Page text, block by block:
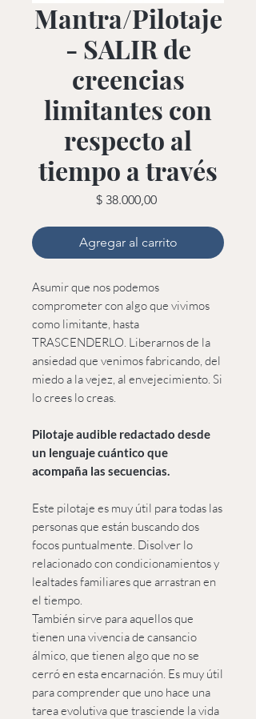
Mantra/Pilotaje
- SALIR de
creencias
limitantes con
respecto al
tiempo a través
$ 38.000,00Precio
Agregar al carrito
Asumir que nos podemos
comprometer con algo que vivimos
como limitante, hasta
TRASCENDERLO. Liberarnos de la
ansiedad que venimos fabricando, del
miedo a la vejez, al envejecimiento. Si
lo crees lo creas.
Pilotaje audible redactado desde
un lenguaje cuántico que
acompaña las secuencias.
Este pilotaje es muy útil para todas las
personas que están buscando dos
focos puntualmente. Disolver lo
relacionado con condicionamientos y
lealtades familiares que arrastran en
el tiempo.
También sirve para aquellos que
tienen una vivencia de cansancio
álmico, que tienen algo que no se
cerró en esta encarnación. Es muy útil
para comprender que uno hace una
tarea evolutiva que trasciende la vida